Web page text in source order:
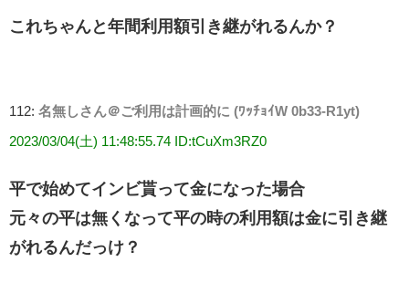
これちゃんと年間利用額引き継がれるんか？
112: 名無しさん＠ご利用は計画的に (ﾜｯﾁｮｲW 0b33-R1yt)
2023/03/04(土) 11:48:55.74 ID:tCuXm3RZ0
平で始めてインビ貰って金になった場合
元々の平は無くなって平の時の利用額は金に引き継
がれるんだっけ？